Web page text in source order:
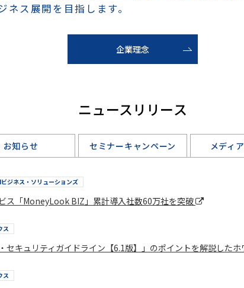
ネス展開を目指します。
企業理念
ニュースリリース
ジネス・ソリューションズ
ス「MoneyLook BIZ」累計導入社数60万社を突破
ス
セキュリティガイドライン【6.1版】」のポイントを解説した
ス
お知らせ セミナーキャンペーン メディ